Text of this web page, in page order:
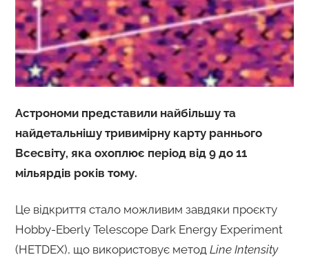
Астрономи представили найбільшу та
найдетальнішу тривимірну карту раннього
Всесвіту, яка охоплює період від 9 до 11
мільярдів років тому.
Це відкриття стало можливим завдяки проєкту
Hobby-Eberly Telescope Dark Energy Experiment
(HETDEX), що використовує метод Line Intensity